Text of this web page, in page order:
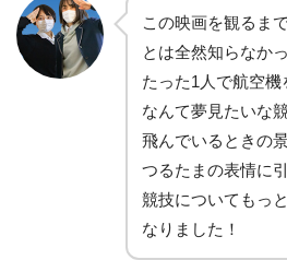
この映画を観るま
とは全然知らなか
たった1人で航空
なんて夢見たいな
飛んでいるときの
つるたまの表情に
競技についてもっ
なりました！